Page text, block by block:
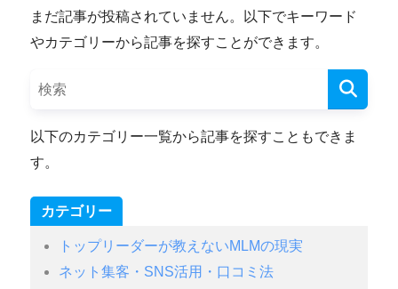
まだ記事が投稿されていません。以下でキーワード
やカテゴリーから記事を探すことができます。
以下のカテゴリー一覧から記事を探すこともできま
す。
カテゴリー
トップリーダーが教えないMLMの現実
ネット集客・SNS活用・口コミ法